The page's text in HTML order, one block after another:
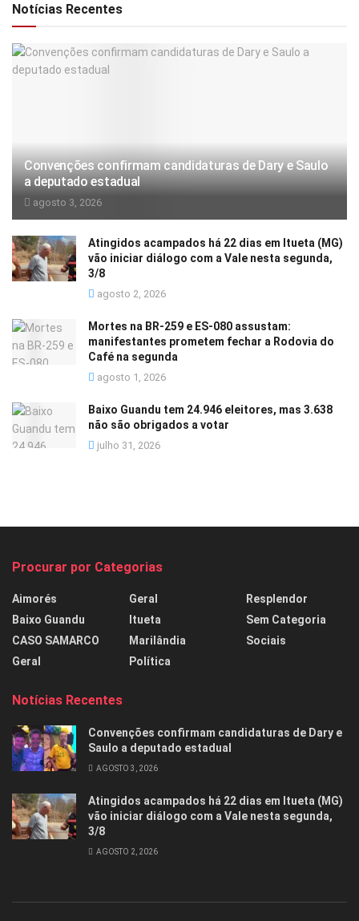
Notícias Recentes
Convenções confirmam candidaturas de Dary e Saulo
a deputado estadual
agosto 3, 2026
Atingidos acampados há 22 dias em Itueta (MG)
vão iniciar diálogo com a Vale nesta segunda,
3/8
agosto 2, 2026
Mortes na BR-259 e ES-080 assustam:
manifestantes prometem fechar a Rodovia do
Café na segunda
agosto 1, 2026
Baixo Guandu tem 24.946 eleitores, mas 3.638
não são obrigados a votar
julho 31, 2026
Procurar por Categorias
Aimorés
Baixo Guandu
CASO SAMARCO
Geral
Geral
Itueta
Marilândia
Política
Resplendor
Sem Categoria
Sociais
Notícias Recentes
Convenções confirmam candidaturas de Dary e
Saulo a deputado estadual
AGOSTO 3, 2026
Atingidos acampados há 22 dias em Itueta (MG)
vão iniciar diálogo com a Vale nesta segunda,
3/8
AGOSTO 2, 2026